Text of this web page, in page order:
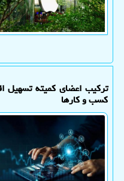
ترکیب اعضای کمیته تسهیل
کسب و کارها